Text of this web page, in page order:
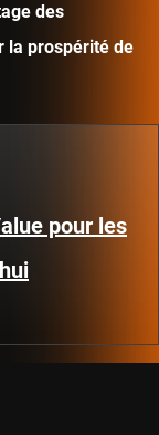
des
la prospérité de
pour les